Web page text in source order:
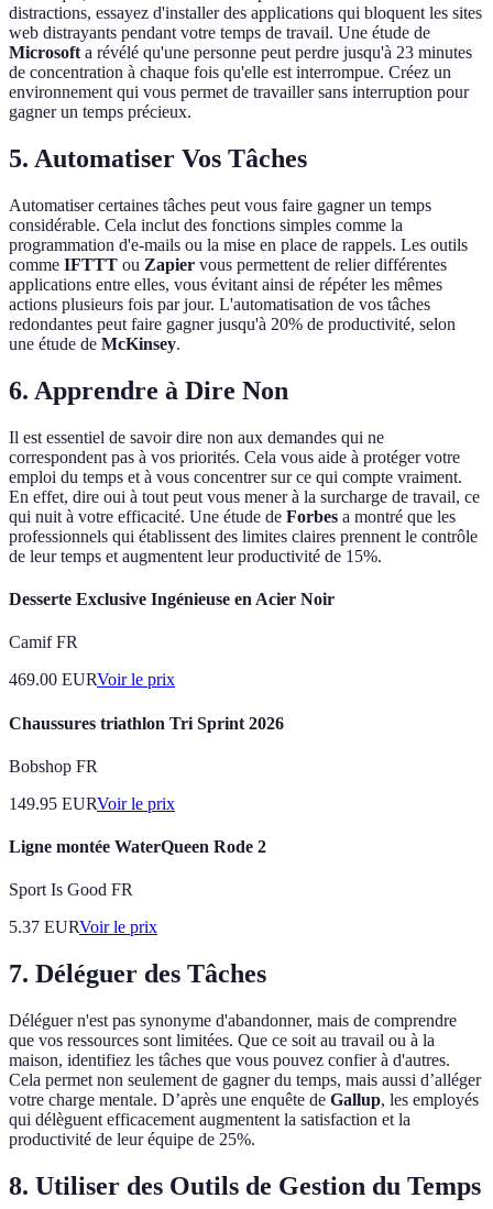
distractions, essayez d'installer des applications qui bloquent les sites
web distrayants pendant votre temps de travail. Une étude de
Microsoft a révélé qu'une personne peut perdre jusqu'à 23 minutes
de concentration à chaque fois qu'elle est interrompue. Créez un
environnement qui vous permet de travailler sans interruption pour
gagner un temps précieux.
5. Automatiser Vos Tâches
Automatiser certaines tâches peut vous faire gagner un temps
considérable. Cela inclut des fonctions simples comme la
programmation d'e-mails ou la mise en place de rappels. Les outils
comme IFTTT ou Zapier vous permettent de relier différentes
applications entre elles, vous évitant ainsi de répéter les mêmes
actions plusieurs fois par jour. L'automatisation de vos tâches
redondantes peut faire gagner jusqu'à 20% de productivité, selon
une étude de McKinsey.
6. Apprendre à Dire Non
Il est essentiel de savoir dire non aux demandes qui ne
correspondent pas à vos priorités. Cela vous aide à protéger votre
emploi du temps et à vous concentrer sur ce qui compte vraiment.
En effet, dire oui à tout peut vous mener à la surcharge de travail, ce
qui nuit à votre efficacité. Une étude de Forbes a montré que les
professionnels qui établissent des limites claires prennent le contrôle
de leur temps et augmentent leur productivité de 15%.
Desserte Exclusive Ingénieuse en Acier Noir
Camif FR
469.00 EURVoir le prix
Chaussures triathlon Tri Sprint 2026
Bobshop FR
149.95 EURVoir le prix
Ligne montée WaterQueen Rode 2
Sport Is Good FR
5.37 EURVoir le prix
7. Déléguer des Tâches
Déléguer n'est pas synonyme d'abandonner, mais de comprendre
que vos ressources sont limitées. Que ce soit au travail ou à la
maison, identifiez les tâches que vous pouvez confier à d'autres.
Cela permet non seulement de gagner du temps, mais aussi d’alléger
votre charge mentale. D’après une enquête de Gallup, les employés
qui délèguent efficacement augmentent la satisfaction et la
productivité de leur équipe de 25%.
8. Utiliser des Outils de Gestion du Temps